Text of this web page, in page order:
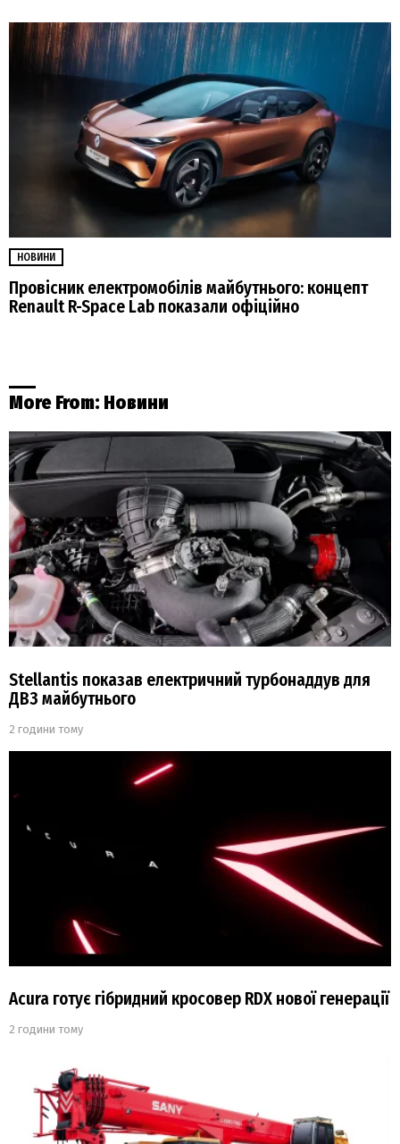
НОВИНИ
Провісник електромобілів майбутнього: концепт
Renault R-Space Lab показали офіційно
More From: Новини
Stellantis показав електричний турбонаддув для
ДВЗ майбутнього
2 години тому
Acura готує гібридний кросовер RDX нової генерації
2 години тому